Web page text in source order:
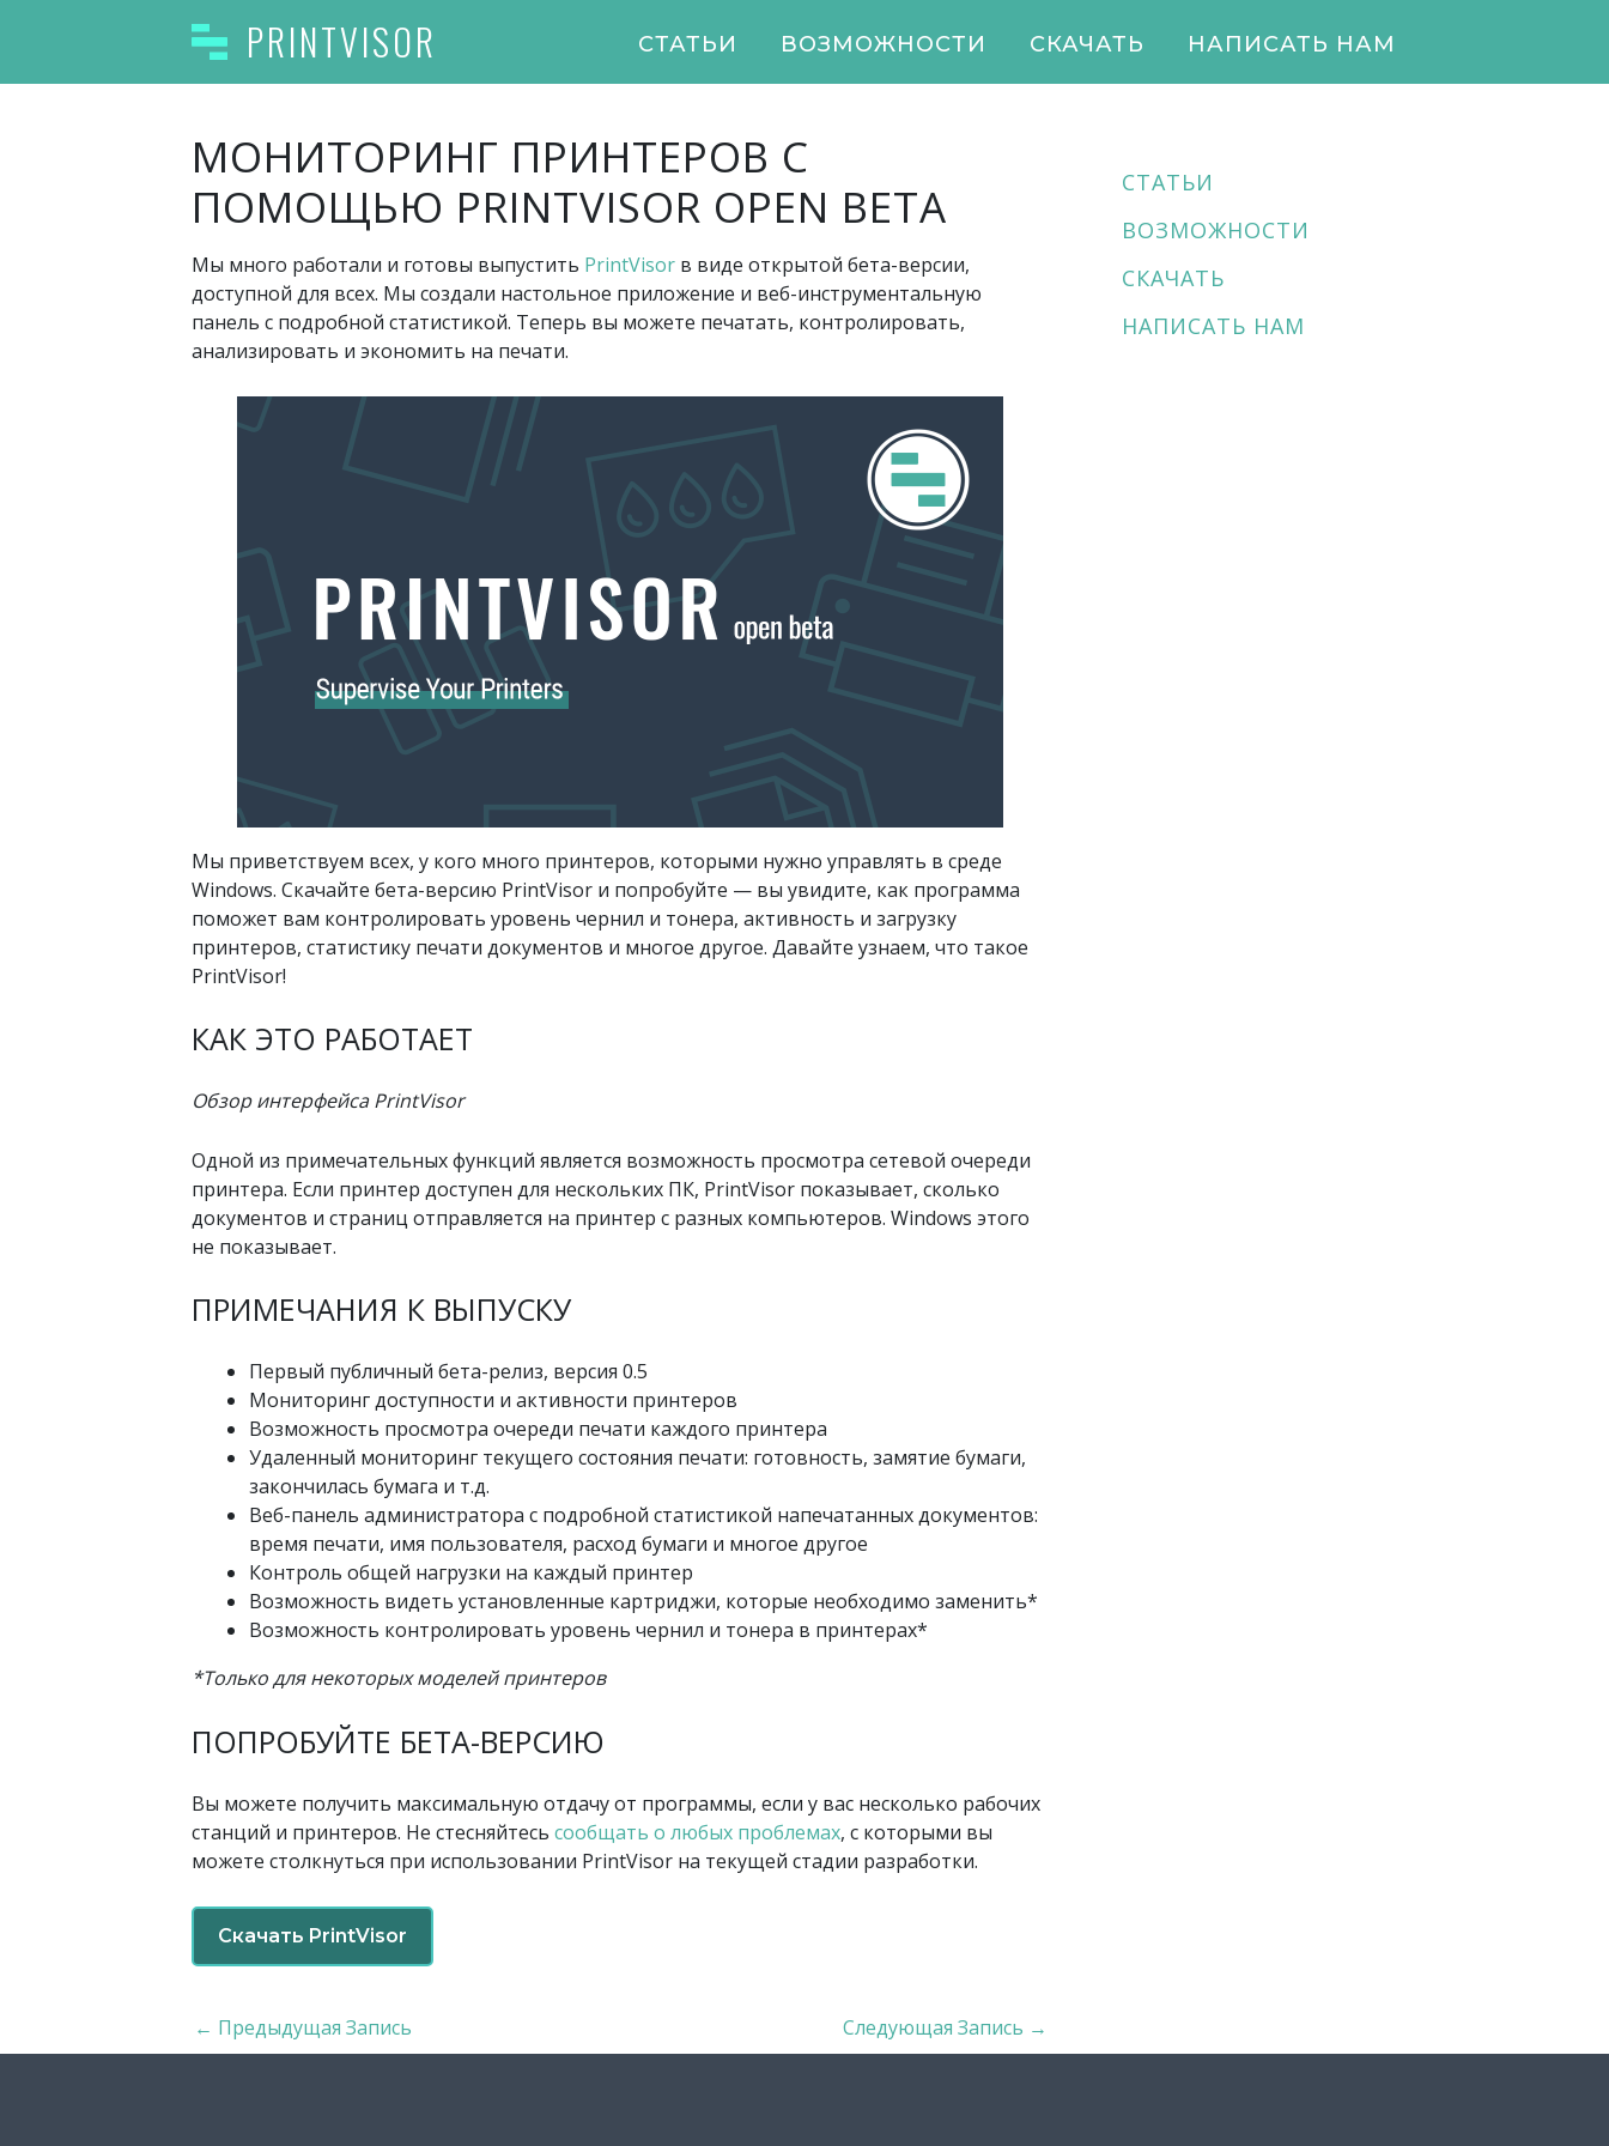
PRINTVISOR СТАТЬИ ВОЗМОЖНОСТИ СКАЧАТЬ НАПИСАТЬ НАМ
МОНИТОРИНГ ПРИНТЕРОВ С
ПОМОЩЬЮ PRINTVISOR OPEN BETA
Мы много работали и готовы выпустить PrintVisor в виде открытой бета-версии,
доступной для всех. Мы создали настольное приложение и веб-инструментальную
панель с подробной статистикой. Теперь вы можете печатать, контролировать,
анализировать и экономить на печати.
Мы приветствуем всех, у кого много принтеров, которыми нужно управлять в среде
Windows. Скачайте бета-версию PrintVisor и попробуйте — вы увидите, как программа
поможет вам контролировать уровень чернил и тонера, активность и загрузку
принтеров, статистику печати документов и многое другое. Давайте узнаем, что такое
PrintVisor!
КАК ЭТО РАБОТАЕТ
Обзор интерфейса PrintVisor
Одной из примечательных функций является возможность просмотра сетевой очереди
принтера. Если принтер доступен для нескольких ПК, PrintVisor показывает, сколько
документов и страниц отправляется на принтер с разных компьютеров. Windows этого
не показывает.
ПРИМЕЧАНИЯ К ВЫПУСКУ
Первый публичный бета-релиз, версия 0.5
Мониторинг доступности и активности принтеров
Возможность просмотра очереди печати каждого принтера
Удаленный мониторинг текущего состояния печати: готовность, замятие бумаги,
закончилась бумага и т.д.
Веб-панель администратора с подробной статистикой напечатанных документов:
время печати, имя пользователя, расход бумаги и многое другое
Контроль общей нагрузки на каждый принтер
Возможность видеть установленные картриджи, которые необходимо заменить*
Возможность контролировать уровень чернил и тонера в принтерах*
*Только для некоторых моделей принтеров
ПОПРОБУЙТЕ БЕТА-ВЕРСИЮ
Вы можете получить максимальную отдачу от программы, если у вас несколько рабочих
станций и принтеров. Не стесняйтесь сообщать о любых проблемах, с которыми вы
можете столкнуться при использовании PrintVisor на текущей стадии разработки.
Скачать PrintVisor
← Предыдущая Запись Следующая Запись →
СТАТЬИ
ВОЗМОЖНОСТИ
СКАЧАТЬ
НАПИСАТЬ НАМ